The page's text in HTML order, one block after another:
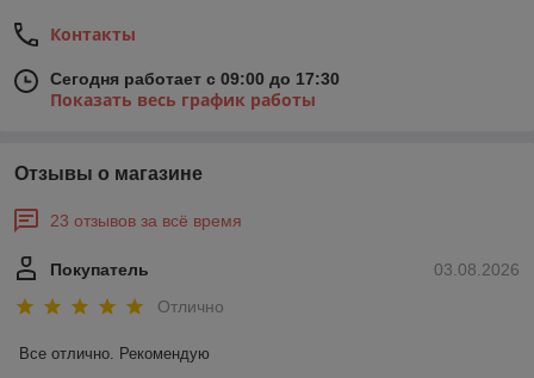
Контакты
Сегодня работает с 09:00 до 17:30
Показать весь график работы
Отзывы о магазине
23 отзывов за всё время
03.08.2026
Покупатель
Отлично
Все отлично. Рекомендую